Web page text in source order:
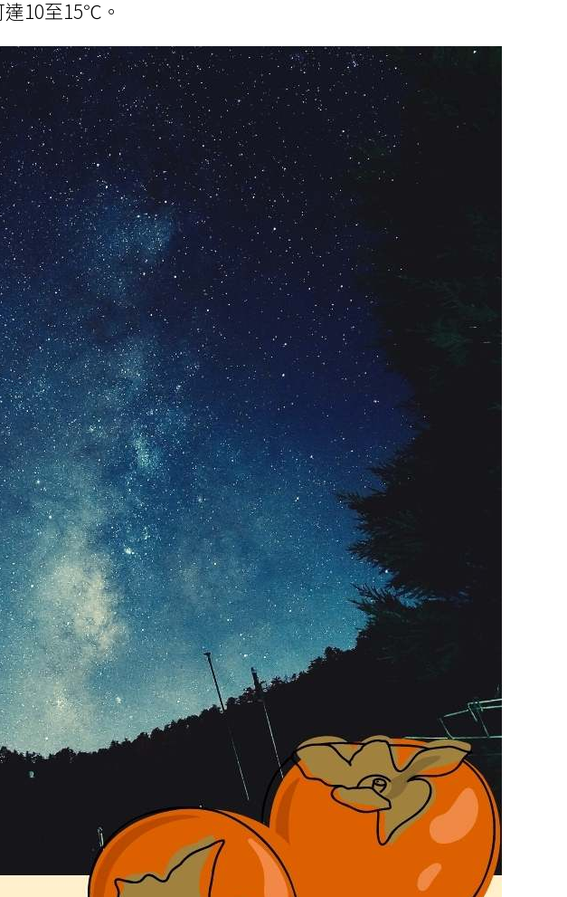
10至15℃。